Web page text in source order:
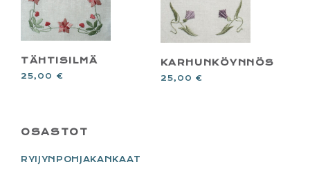
TÄHTISILMÄ
25,00 €
KARHUNKÖYNNÖS
25,00 €
PRIMARY
SIDEBAR
OSASTOT
RYIJYNPOHJAKANKAAT